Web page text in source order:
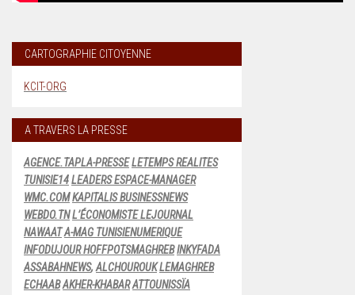
CARTOGRAPHIE CITOYENNE
KCIT-ORG
A TRAVERS LA PRESSE
AGENCE.TAPLA-PRESSELETEMPSREALITES
TUNISIE14LEADERSESPACE-MANAGER
WMC.COMKAPITALISBUSINESSNEWS
WEBDO.TNL’ÉCONOMISTELEJOURNAL
NAWAATA-MAG TUNISIENUMERIQUE
INFODUJOURHOFFPOTSMAGHREBINKYFADA
ASSABAHNEWS, ALCHOUROUKLEMAGHREB
ECHAABAKHER-KHABARATTOUNISSÏA